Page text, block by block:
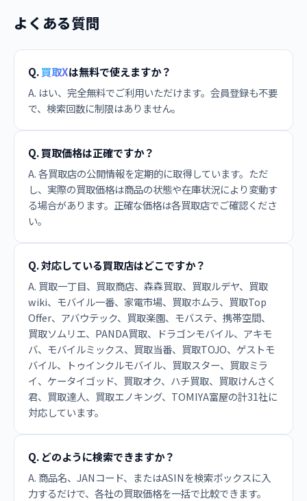
よくある質問
Q.買取Xは無料で使えますか？
A. はい、完全無料でご利用いただけます。会員登録も不要
で、検索回数に制限はありません。
Q. 買取価格は正確ですか？
A. 各買取店の公開情報を定期的に取得しています。ただ
し、実際の買取価格は商品の状態や在庫状況により変動す
る場合があります。正確な価格は各買取店でご確認くださ
い。
Q. 対応している買取店はどこですか？
A. 買取一丁目、買取商店、森森買取、買取ルデヤ、買取
wiki、モバイル一番、家電市場、買取ホムラ、買取Top
Offer、アバウテック、買取楽園、モバステ、携帯空間、
買取ソムリエ、PANDA買取、ドラゴンモバイル、アキモ
バ、モバイルミックス、買取当番、買取TOJO、ゲストモ
バイル、トゥインクルモバイル、買取スター、買取ミラ
イ、ケータイゴッド、買取オク、ハチ買取、買取けんさく
君、買取達人、買取エノキング、TOMIYA富屋の計31社に
対応しています。
Q. どのように検索できますか？
A. 商品名、JANコード、またはASINを検索ボックスに入
力するだけで、各社の買取価格を一括で比較できます。